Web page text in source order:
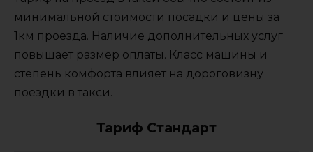
минимальной стоимости посадки и цены за
1км проезда. Наличие дополнительных услуг
повышает размер оплаты. Класс машины и
степень комфорта влияет на дороговизну
поездки в такси.
Тариф Стандарт